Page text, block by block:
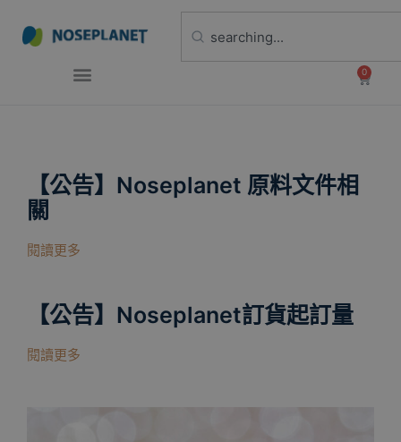
0
【公告】Noseplanet 原料文件相
關
閱讀更多
【公告】Noseplanet訂貨起訂量
閱讀更多